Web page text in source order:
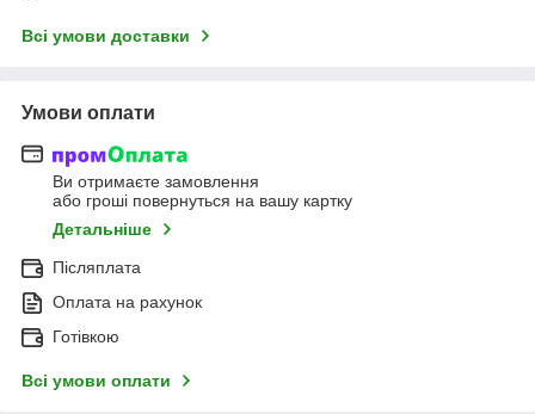
Всі умови доставки
Умови оплати
Ви отримаєте замовлення
або гроші повернуться на вашу картку
Детальніше
Післяплата
Оплата на рахунок
Готівкою
Всі умови оплати